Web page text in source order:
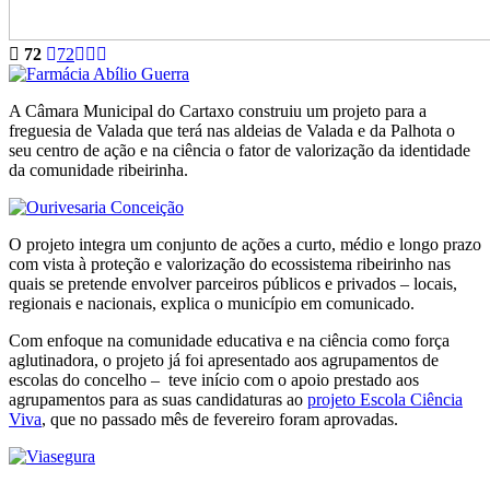
72 72
A Câmara Municipal do Cartaxo construiu um projeto para a
freguesia de Valada que terá nas aldeias de Valada e da Palhota o
seu centro de ação e na ciência o fator de valorização da identidade
da comunidade ribeirinha.
O projeto integra um conjunto de ações a curto, médio e longo prazo
com vista à proteção e valorização do ecossistema ribeirinho nas
quais se pretende envolver parceiros públicos e privados – locais,
regionais e nacionais, explica o município em comunicado.
Com enfoque na comunidade educativa e na ciência como força
aglutinadora, o projeto já foi apresentado aos agrupamentos de
escolas do concelho – teve início com o apoio prestado aos
agrupamentos para as suas candidaturas ao projeto Escola Ciência
Viva, que no passado mês de fevereiro foram aprovadas.